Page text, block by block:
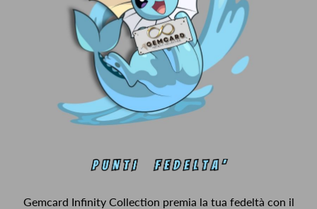
Gemcard Infinity Collection premia la tua fedeltà con il